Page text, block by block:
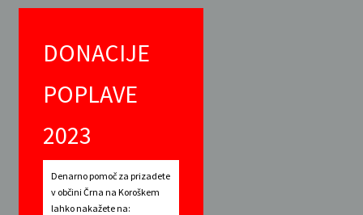
DONACIJE
POPLAVE
2023
Denarno pomoč za prizadete
v občini Črna na Koroškem
lahko nakažete na: